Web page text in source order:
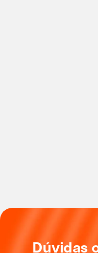
Dúvidas